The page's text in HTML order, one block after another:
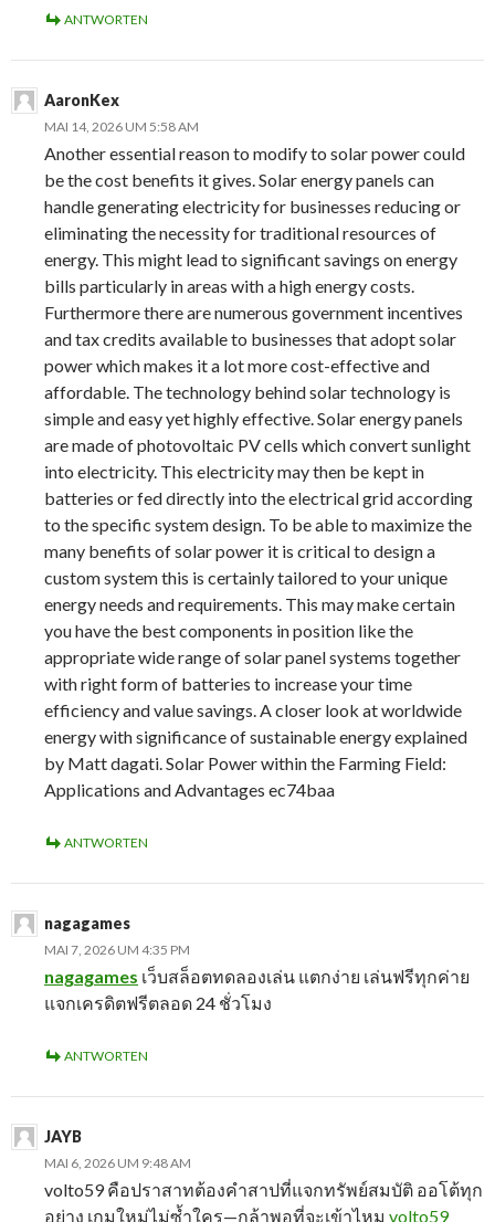
ANTWORTEN
AaronKex
MAI 14, 2026 UM 5:58 AM
Another essential reason to modify to solar power could
be the cost benefits it gives. Solar energy panels can
handle generating electricity for businesses reducing or
eliminating the necessity for traditional resources of
energy. This might lead to significant savings on energy
bills particularly in areas with a high energy costs.
Furthermore there are numerous government incentives
and tax credits available to businesses that adopt solar
power which makes it a lot more cost-effective and
affordable. The technology behind solar technology is
simple and easy yet highly effective. Solar energy panels
are made of photovoltaic PV cells which convert sunlight
into electricity. This electricity may then be kept in
batteries or fed directly into the electrical grid according
to the specific system design. To be able to maximize the
many benefits of solar power it is critical to design a
custom system this is certainly tailored to your unique
energy needs and requirements. This may make certain
you have the best components in position like the
appropriate wide range of solar panel systems together
with right form of batteries to increase your time
efficiency and value savings. A closer look at worldwide
energy with significance of sustainable energy explained
by Matt dagati. Solar Power within the Farming Field:
Applications and Advantages ec74baa
ANTWORTEN
nagagames
MAI 7, 2026 UM 4:35 PM
nagagames เว็บสล็อตทดลองเล่น แตกง่าย เล่นฟรีทุกค่าย
แจกเครดิตฟรีตลอด 24 ชั่วโมง
ANTWORTEN
JAYB
MAI 6, 2026 UM 9:48 AM
volto59 คือปราสาทต้องคำสาปที่แจกทรัพย์สมบัติ ออโต้ทุก
อย่าง เกมใหม่ไม่ซ้ำใคร—กล้าพอที่จะเข้าไหม volto59